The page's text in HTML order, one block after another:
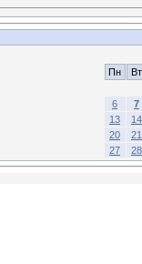
Пн Вт
6
7
13
14
20
21
27
28